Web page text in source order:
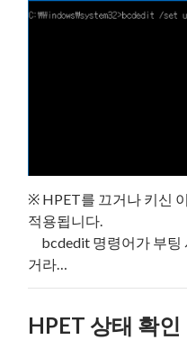
※ HPET를 끄거나 키신
적용됩니다.
bcdedit 명령어가 부팅
거라…
HPET 상태 확인